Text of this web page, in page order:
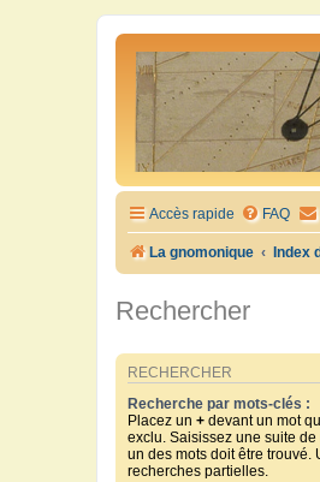
Accès rapide FAQ
La gnomonique Index
Rechercher
RECHERCHER
Recherche par mots-clés :
Placez un + devant un mot
exclu. Saisissez une suite
un des mots doit être trouvé.
recherches partielles.